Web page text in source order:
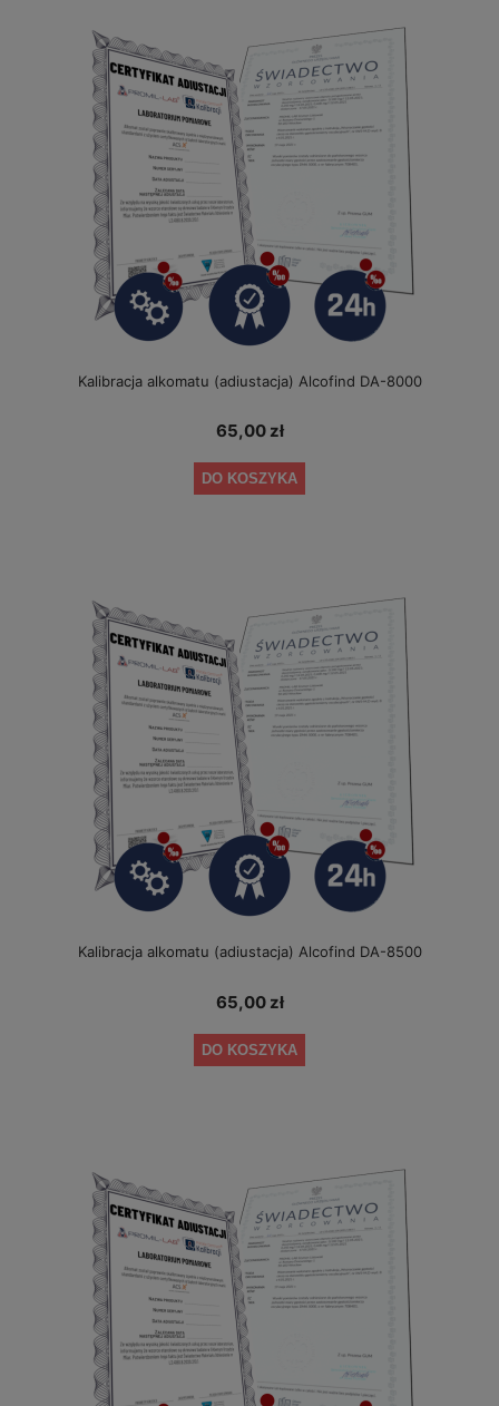
Kalibracja alkomatu (adiustacja) Alcofind DA-8000
65,00 zł
DO KOSZYKA
Kalibracja alkomatu (adiustacja) Alcofind DA-8500
65,00 zł
DO KOSZYKA